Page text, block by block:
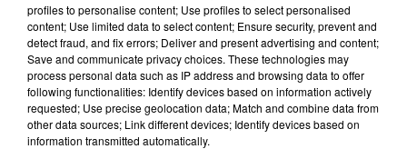
profiles to personalise content; Use profiles to select personalised
content; Use limited data to select content; Ensure security, prevent and
detect fraud, and fix errors; Deliver and present advertising and content;
Save and communicate privacy choices. These technologies may
process personal data such as IP address and browsing data to offer
following functionalities: Identify devices based on information actively
requested; Use precise geolocation data; Match and combine data from
other data sources; Link different devices; Identify devices based on
information transmitted automatically.